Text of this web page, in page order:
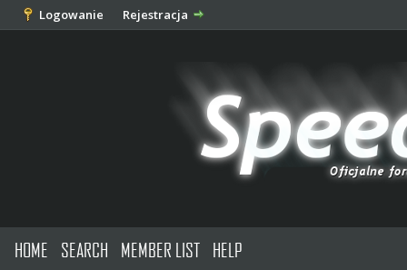
Logowanie Rejestracja
HOME SEARCH MEMBER LIST HELP